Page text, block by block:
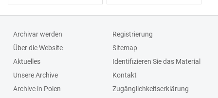
Archivar werden
Über die Website
Aktuelles
Unsere Archive
Archive in Polen
Registrierung
Sitemap
Identifizieren Sie das Material
Kontakt
Zugänglichkeitserklärung